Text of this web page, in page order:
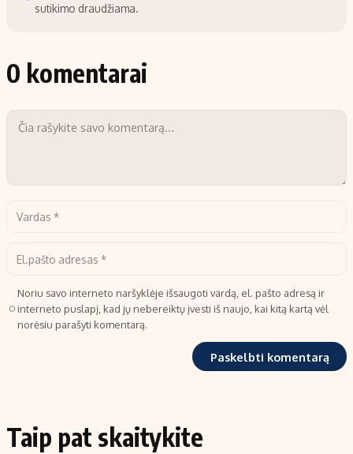
sutikimo draudžiama.
0 komentarai
Noriu savo interneto naršyklėje išsaugoti vardą, el. pašto adresą ir
interneto puslapį, kad jų nebereiktų įvesti iš naujo, kai kitą kartą vėl
norėsiu parašyti komentarą.
Taip pat skaitykite